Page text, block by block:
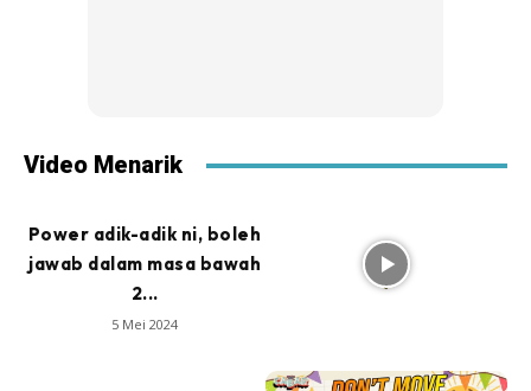
Video Menarik
Power adik-adik ni, boleh
jawab dalam masa bawah
2...
5 Mei 2024